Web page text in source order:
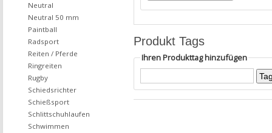
Produkt Tags
Ihren Produkttag hinzufügen
Neutral
Neutral 50 mm
Paintball
Radsport
Reiten / Pferde
Ringreiten
Rugby
Schiedsrichter
Schießsport
Schlittschuhlaufen
Schwimmen